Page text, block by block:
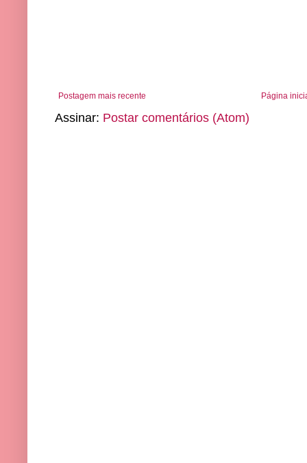
Postagem mais recente Página
Assinar: Postar comentários (Atom)